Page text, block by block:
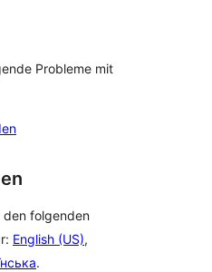
Probleme mit
den folgenden
English (US),
.